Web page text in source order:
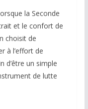
la Seconde
et le confort de
choisit de
à l’effort de
d’être un simple
de lutte